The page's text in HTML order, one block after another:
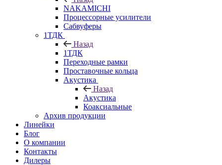
NAKAMICHI
Процессорные усилители
Сабвуферы
1ТДК
Назад
1ТДК
Переходные рамки
Проставочные кольца
Акустика
Назад
Акустика
Коаксиальные
Архив продукции
Линейки
Блог
О компании
Контакты
Дилеры